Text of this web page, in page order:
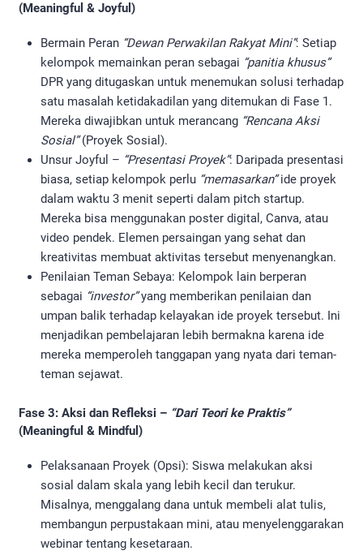
(Meaningful & Joyful)
Bermain Peran “Dewan Perwakilan Rakyat Mini”: Setiap
kelompok memainkan peran sebagai “panitia khusus”
DPR yang ditugaskan untuk menemukan solusi terhadap
satu masalah ketidakadilan yang ditemukan di Fase 1.
Mereka diwajibkan untuk merancang “Rencana Aksi
Sosial”(Proyek Sosial).
Unsur Joyful – “Presentasi Proyek”: Daripada presentasi
biasa, setiap kelompok perlu “memasarkan”ide proyek
dalam waktu 3 menit seperti dalam pitch startup.
Mereka bisa menggunakan poster digital, Canva, atau
video pendek. Elemen persaingan yang sehat dan
kreativitas membuat aktivitas tersebut menyenangkan.
Penilaian Teman Sebaya: Kelompok lain berperan
sebagai “investor”yang memberikan penilaian dan
umpan balik terhadap kelayakan ide proyek tersebut. Ini
menjadikan pembelajaran lebih bermakna karena ide
mereka memperoleh tanggapan yang nyata dari teman-
teman sejawat.
Fase 3: Aksi dan Refleksi – “Dari Teori ke Praktis”
(Meaningful & Mindful)
Pelaksanaan Proyek (Opsi): Siswa melakukan aksi
sosial dalam skala yang lebih kecil dan terukur.
Misalnya, menggalang dana untuk membeli alat tulis,
membangun perpustakaan mini, atau menyelenggarakan
webinar tentang kesetaraan.